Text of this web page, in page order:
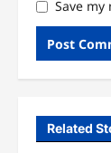
Save
Related